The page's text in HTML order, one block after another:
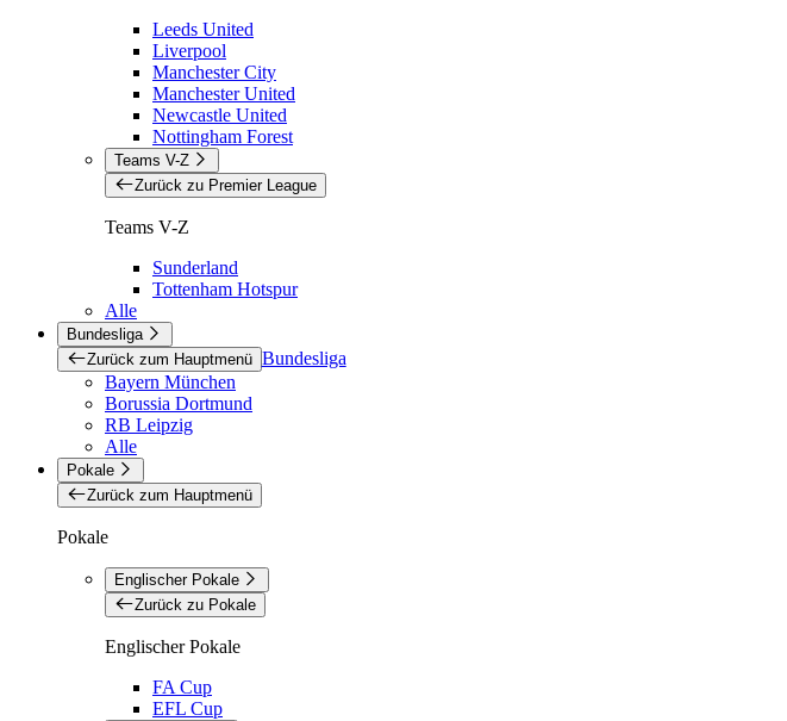
Leeds United
Liverpool
Manchester City
Manchester United
Newcastle United
Nottingham Forest
Teams V-Z
Zurück zu Premier League
Teams V-Z
Sunderland
Tottenham Hotspur
Alle
Bundesliga
Zurück zum Hauptmenü Bundesliga
Bayern München
Borussia Dortmund
RB Leipzig
Alle
Pokale
Zurück zum Hauptmenü
Pokale
Englischer Pokale
Zurück zu Pokale
Englischer Pokale
FA Cup
EFL Cup